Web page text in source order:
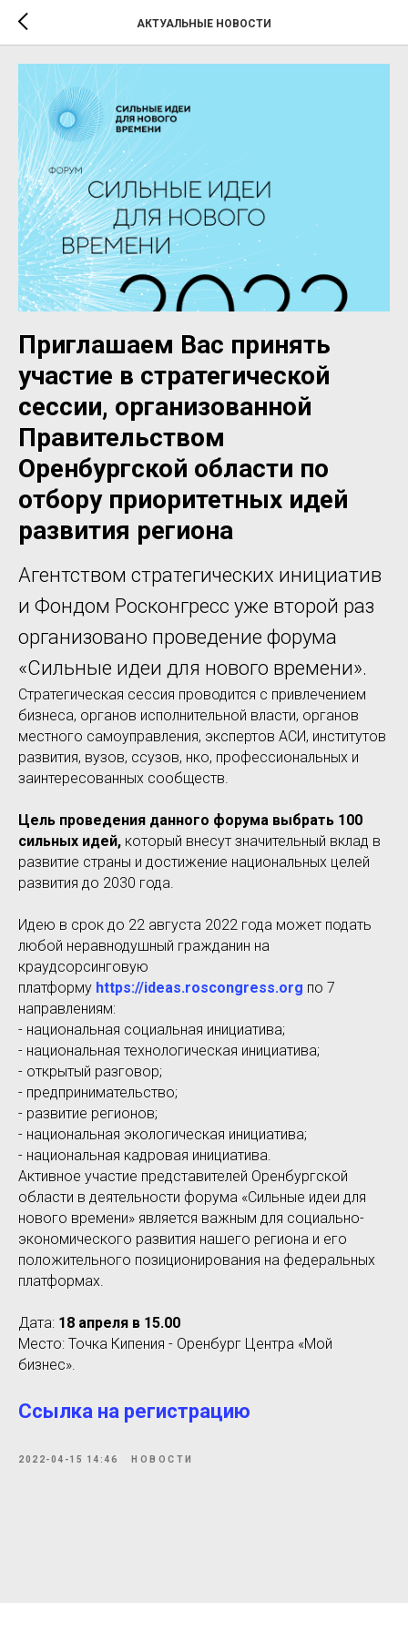
АКТУАЛЬНЫЕ НОВОСТИ
Приглашаем Вас принять
участие в стратегической
сессии, организованной
Правительством
Оренбургской области по
отбору приоритетных идей
развития региона
Агентством стратегических инициатив
и Фондом Росконгресс уже второй раз
организовано проведение форума
«Сильные идеи для нового времени».
Стратегическая сессия проводится с привлечением
бизнеса, органов исполнительной власти, органов
местного самоуправления, экспертов АСИ, институтов
развития, вузов, ссузов, нко, профессиональных и
заинтересованных сообществ.
Цель проведения данного форума выбрать 100
сильных идей, который внесут значительный вклад в
развитие страны и достижение национальных целей
развития до 2030 года.
Идею в срок до 22 августа 2022 года может подать
любой неравнодушный гражданин на
краудсорсинговую
платформу https://ideas.roscongress.org по 7
направлениям:
- национальная социальная инициатива;
- национальная технологическая инициатива;
- открытый разговор;
- предпринимательство;
- развитие регионов;
- национальная экологическая инициатива;
- национальная кадровая инициатива.
Активное участие представителей Оренбургской
области в деятельности форума «Сильные идеи для
нового времени» является важным для социально-
экономического развития нашего региона и его
положительного позиционирования на федеральных
платформах.
Дата: 18 апреля в 15.00
Место: Точка Кипения - Оренбург Центра «Мой
бизнес».
Ссылка на регистрацию
2022-04-15 14:46 НОВОСТИ